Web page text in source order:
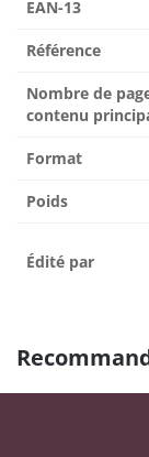
EAN-13
Référence
Nombre de
contenu
Format
Poids
Édité par